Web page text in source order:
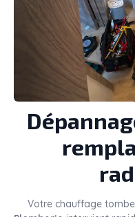
Votre chauffage